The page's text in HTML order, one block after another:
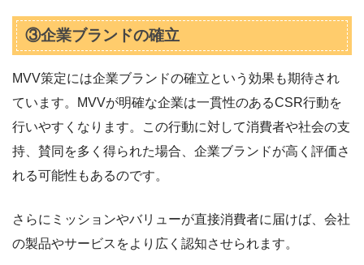
③企業ブランドの確立
MVV策定には企業ブランドの確立という効果も期待され
ています。MVVが明確な企業は一貫性のあるCSR行動を
行いやすくなります。この行動に対して消費者や社会の支
持、賛同を多く得られた場合、企業ブランドが高く評価さ
れる可能性もあるのです。
さらにミッションやバリューが直接消費者に届けば、会社
の製品やサービスをより広く認知させられます。